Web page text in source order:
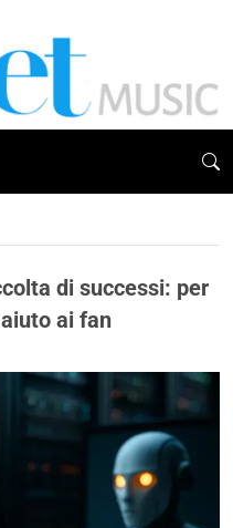
di successi: per
ai fan